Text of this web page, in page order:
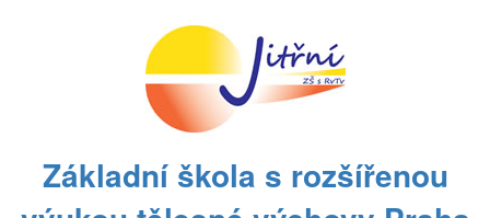
Základní škola s rozšířenou